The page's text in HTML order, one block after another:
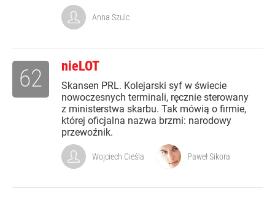
Anna Szulc
nieLOT
Skansen PRL. Kolejarski syf w świecie
nowoczesnych terminali, ręcznie sterowany
z ministerstwa skarbu. Tak mówią o firmie,
której oficjalna nazwa brzmi: narodowy
przewoźnik.
62
Wojciech Cieśla Paweł Sikora